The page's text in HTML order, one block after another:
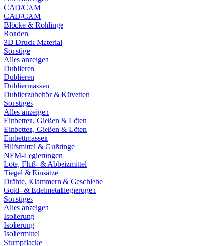
CAD/CAM
CAD/CAM
Blöcke & Rohlinge
Ronden
3D Druck Material
Sonstige
Alles anzeigen
Dublieren
Dublieren
Dubliermassen
Dublierzubehör & Küvetten
Sonstiges
Alles anzeigen
Einbetten, Gießen & Löten
Einbetten, Gießen & Löten
Einbettmassen
Hilfsmittel & Gußringe
NEM-Legierungen
Lote, Fluß- & Abbeizmittel
Tiegel & Einsätze
Drähte, Klammern & Geschiebe
Gold- & Edelmetalllegierugen
Sonstiges
Alles anzeigen
Isolierung
Isolierung
Isoliermittel
Stumpflacke